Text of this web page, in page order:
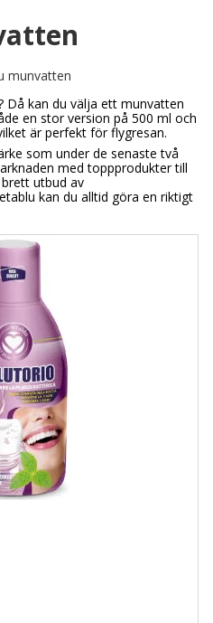
munvatten
Då kan du välja ett munvatten
en stor version på 500 ml och
är perfekt för flygresan.
som under de senaste två
med toppprodukter till
utbud av
kan du alltid göra en riktigt